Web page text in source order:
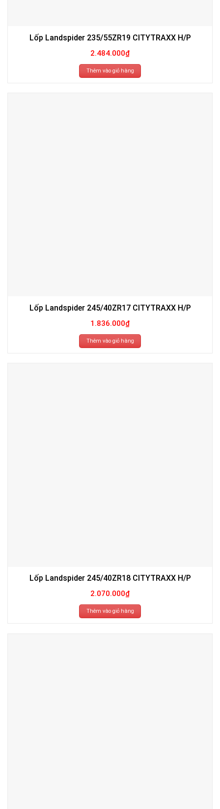
Lốp Landspider 235/55ZR19 CITYTRAXX H/P
2.484.000₫
Thêm vào giỏ hàng
Lốp Landspider 245/40ZR17 CITYTRAXX H/P
1.836.000₫
Thêm vào giỏ hàng
Lốp Landspider 245/40ZR18 CITYTRAXX H/P
2.070.000₫
Thêm vào giỏ hàng